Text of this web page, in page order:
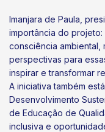
Imanjara de Paula,
importância do
consciência ambiental,
perspectivas para
inspirar e transformar
A iniciativa também
Desenvolvimento
de Educação de
inclusiva e